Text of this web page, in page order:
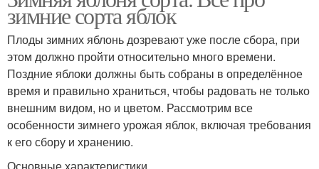
зимние сорта яблок
Плоды зимних яблонь дозревают уже после сбора, при
этом должно пройти относительно много времени.
Поздние яблоки должны быть собраны в определённое
время и правильно храниться, чтобы радовать не только
внешним видом, но и цветом. Рассмотрим все
особенности зимнего урожая яблок, включая требования
к его сбору и хранению.